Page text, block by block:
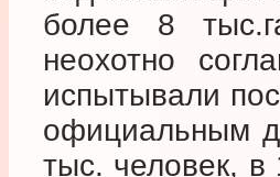
более 8
неохотно
испытывали
официальным
тыс. человек,